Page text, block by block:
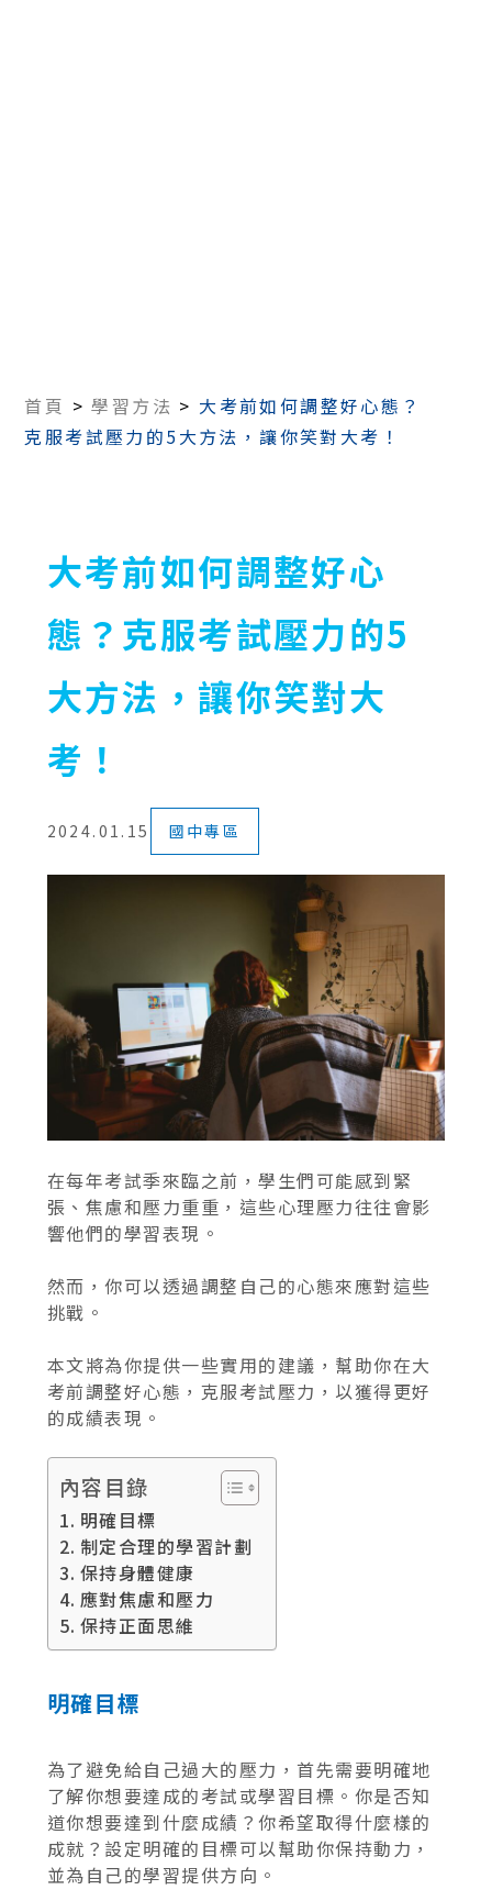
首頁 >學習方法 > 大考前如何調整好心態？
克服考試壓力的5大方法，讓你笑對大考！
大考前如何調整好心
態？克服考試壓力的5
大方法，讓你笑對大
考！
2024.01.15 國中專區
在每年考試季來臨之前，學生們可能感到緊
張、焦慮和壓力重重，這些心理壓力往往會影
響他們的學習表現。
然而，你可以透過調整自己的心態來應對這些
挑戰。
本文將為你提供一些實用的建議，幫助你在大
考前調整好心態，克服考試壓力，以獲得更好
的成績表現。
內容目錄
明確目標
制定合理的學習計劃
保持身體健康
應對焦慮和壓力
保持正面思維
明確目標
為了避免給自己過大的壓力，首先需要明確地
了解你想要達成的考試或學習目標。你是否知
道你想要達到什麼成績？你希望取得什麼樣的
成就？設定明確的目標可以幫助你保持動力，
並為自己的學習提供方向。